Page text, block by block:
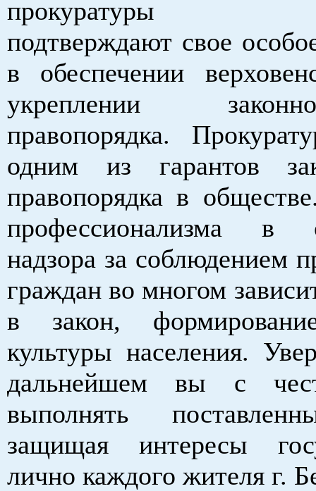
прокуратуры
подтверждают свое
в обеспечении
укреплении
правопорядка.
одним из гарантов
правопорядка в
профессионализма в
надзора за соблюдением
граждан во многом
в закон,
культуры населения.
дальнейшем вы с
выполнять
защищая интересы
лично каждого жителя г.